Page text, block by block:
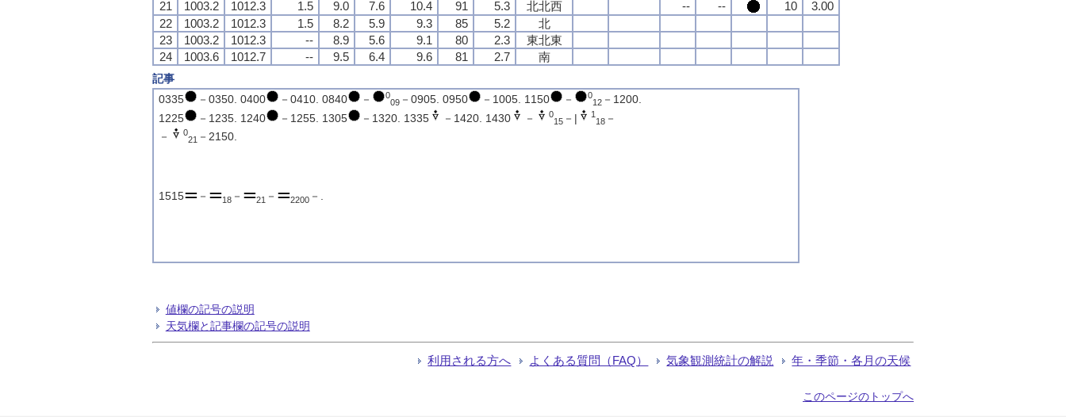
21
1003.2 1012.3 1.5 9.0 7.6 10.4 91 5.3 北北西 -- -- 10
3.00
22
1003.2 1012.3 1.5 8.2 5.9 9.3 85 5.2
北
23
1003.2 1012.3 -- 8.9 5.6 9.1 80 2.3
東北東
24
1003.6 1012.7 -- 9.5 6.4 9.6 81 2.7 南
記事
0335
－0350. 0400 －0410. 0840 － 0
09－0905. 0950 －1005. 1150 － 0
12－1200.
1225
－1235. 1240 －1255. 1305 －1320. 1335 －1420. 1430 － 0
15－| 1
18－
－
0
21 －2150.
1515 － 18－ 21 － 2200－.
値欄の記号の説明
天気欄と記事欄の記号の説明
利用される方へ よくある質問（FAQ） 気象観測統計の解説 年・季節・各月の天候
このページのトップへ